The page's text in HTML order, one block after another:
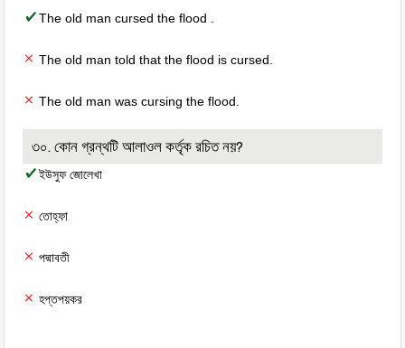
The old man cursed the flood .
The old man told that the flood is cursed.
The old man was cursing the flood.
৩০. কোন গ্রন্থটি আলাওল কর্তৃক রচিত নয়?
ইউসুফ জোলেখা
তোহ্ফা
পদ্মাবতী
হপ্তপয়কর